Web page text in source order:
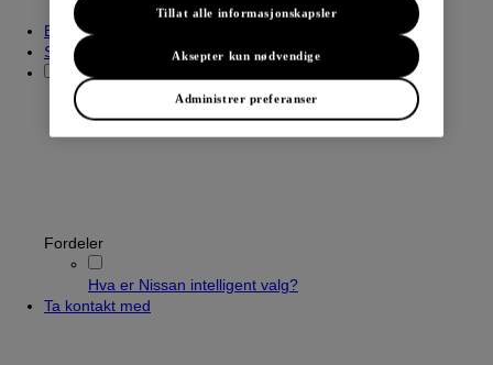
Interstar/NV400 Varebil
Beregn innbyttepris
Søk etter kjøretøy
Fordeler
Hva er Nissan intelligent valg?
Ta kontakt med
Administrer preferanser
Aksepter kun nødvendige
Tillat alle informasjonskapsler